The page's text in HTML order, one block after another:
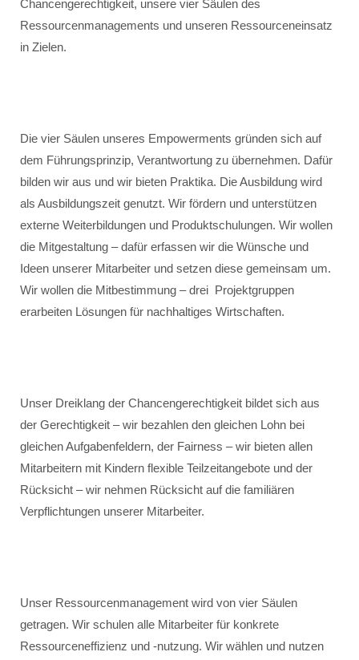
Chancengerechtigkeit, unsere vier Säulen des
Ressourcenmanagements und unseren Ressourceneinsatz
in Zielen.
Die vier Säulen unseres Empowerments gründen sich auf
dem Führungsprinzip, Verantwortung zu übernehmen. Dafür
bilden wir aus und wir bieten Praktika. Die Ausbildung wird
als Ausbildungszeit genutzt. Wir fördern und unterstützen
externe Weiterbildungen und Produktschulungen. Wir wollen
die Mitgestaltung – dafür erfassen wir die Wünsche und
Ideen unserer Mitarbeiter und setzen diese gemeinsam um.
Wir wollen die Mitbestimmung – drei Projektgruppen
erarbeiten Lösungen für nachhaltiges Wirtschaften.
Unser Dreiklang der Chancengerechtigkeit bildet sich aus
der Gerechtigkeit – wir bezahlen den gleichen Lohn bei
gleichen Aufgabenfeldern, der Fairness – wir bieten allen
Mitarbeitern mit Kindern flexible Teilzeitangebote und der
Rücksicht – wir nehmen Rücksicht auf die familiären
Verpflichtungen unserer Mitarbeiter.
Unser Ressourcenmanagement wird von vier Säulen
getragen. Wir schulen alle Mitarbeiter für konkrete
Ressourceneffizienz und -nutzung. Wir wählen und nutzen